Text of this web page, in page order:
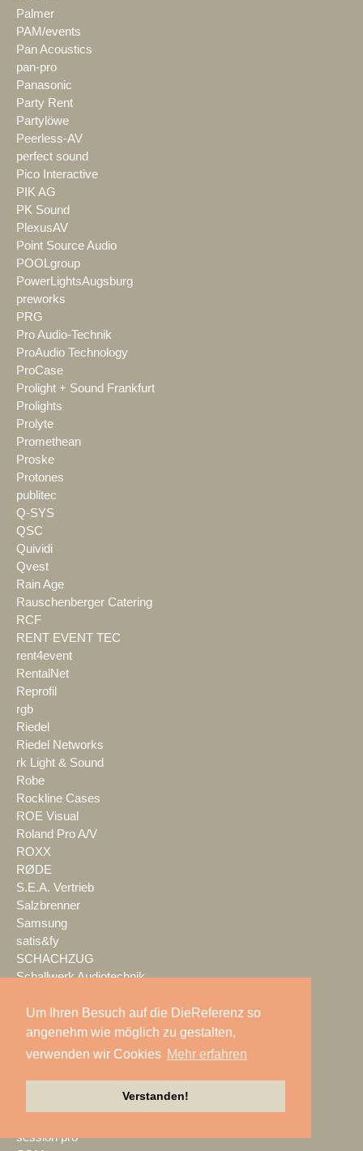
Um Ihren Besuch auf die DieReferenz so
angenehm wie möglich zu gestalten,
verwenden wir Cookies Mehr erfahren
Verstanden!
Palmer
PAM/events
Pan Acoustics
pan-pro
Panasonic
Party Rent
Partylöwe
Peerless-AV
perfect sound
Pico Interactive
PIK AG
PK Sound
PlexusAV
Point Source Audio
POOLgroup
PowerLightsAugsburg
preworks
PRG
Pro Audio-Technik
ProAudio Technology
ProCase
Prolight + Sound Frankfurt
Prolights
Prolyte
Promethean
Proske
Protones
publitec
Q-SYS
QSC
Quividi
Qvest
Rain Age
Rauschenberger Catering
RCF
RENT EVENT TEC
rent4event
RentalNet
Reprofil
rgb
Riedel
Riedel Networks
rk Light & Sound
Robe
Rockline Cases
ROE Visual
Roland Pro A/V
ROXX
RØDE
S.E.A. Vertrieb
Salzbrenner
Samsung
satis&fy
SCHACHZUG
Schallwerk Audiotechnik
Schnick-Schnack-Systems
SCHOEPS
Screen Visions
SecuTix
session pro